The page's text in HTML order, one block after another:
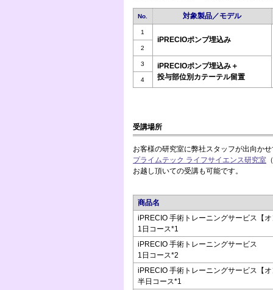
No. 対象製品／モデル
1
iPRECIOポンプ埋込み
2
3
iPRECIOポンプ埋込み＋
投与部位別カテーテル留置
4
受講場所
お客様の研究室に弊社スタッフが出向か
プライムテック ライフサイエンス研究室
お越し頂いての受講も可能です。
商品名
iPRECIO 手術トレーニングサービス【
1日コース*1
iPRECIO 手術トレーニングサービス
1日コース*2
iPRECIO 手術トレーニングサービス【
半日コース*1